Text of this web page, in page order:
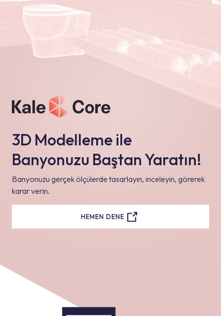
3D Modelleme ile
Banyonuzu Baştan Yaratın!
Banyonuzu gerçek ölçülerde tasarlayın, inceleyin, görerek
karar verin.
HEMEN DENE